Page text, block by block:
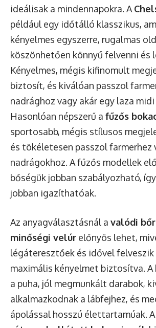
ideálisak a mindennapokra. A
például egy időtálló klasszikus,
kényelmes egyszerre, rugalmas
köszönhetően könnyű felvenni és
Kényelmes, mégis kifinomult
biztosít, és kiválóan passzol
nadrághoz vagy akár egy laza
Hasonlóan népszerű a fűzős
sportosabb, mégis stílusos
és tökéletesen passzol farmerhez
nadrágokhoz. A fűzős modellek
bőségük jobban szabályozható,
jobban igazíthatóak.
Az anyagválasztásnál a valódi bőr
minőségi velúr előnyös lehet,
légáteresztőek és idővel felveszik
maximális kényelmet biztosítva. A
a puha, jól megmunkált darabok,
alkalmazkodnak a lábfejhez, és
ápolással hosszú élettartamúak. A